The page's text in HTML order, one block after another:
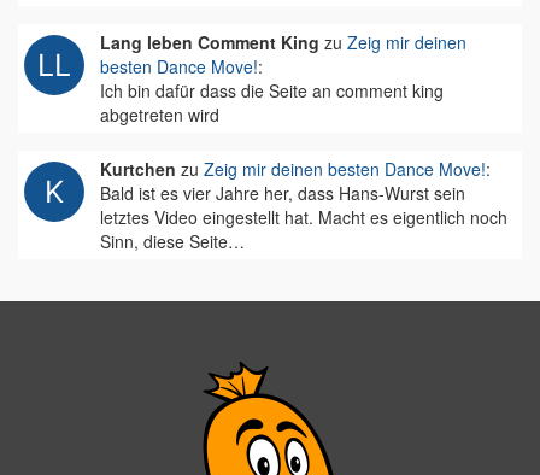
Lang leben Comment King zu Zeig mir deinen
besten Dance Move!:
Ich bin dafür dass die Seite an comment king
abgetreten wird
Kurtchen zu Zeig mir deinen besten Dance Move!:
Bald ist es vier Jahre her, dass Hans-Wurst sein
letztes Video eingestellt hat. Macht es eigentlich noch
Sinn, diese Seite…